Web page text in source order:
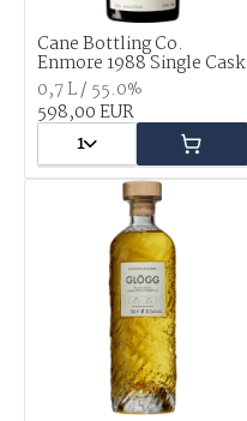
Cane Bottling Co.
Enmore 1988 Single Cask
0,7 L / 55.0%
598,00 EUR
1